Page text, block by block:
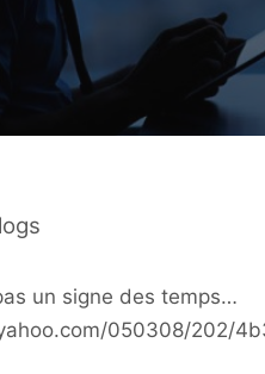
un signe des temps…
050308/202/